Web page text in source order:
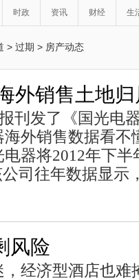
时政 资讯 财经 生
> 过期 > 房产动态
外销售土地
刊发了《国光电
外销售数据看不
器将2012年下
司往年数据显示
风险
经济型酒店也难